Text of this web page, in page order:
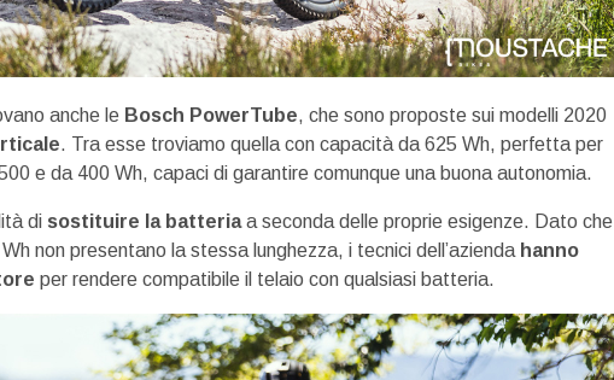
anche le Bosch PowerTube, che sono proposte sui modelli 2020
. Tra esse troviamo quella con capacità da 625 Wh, perfetta per
e da 400 Wh, capaci di garantire comunque una buona autonomia.
di sostituire la batteriaa seconda delle proprie esigenze. Dato che
non presentano la stessa lunghezza, i tecnici dell’azienda hanno
per rendere compatibile il telaio con qualsiasi batteria.